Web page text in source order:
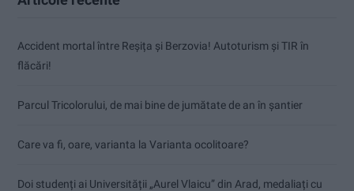
Accident mortal între Reșița și Berzovia! Autoturism și TIR în
flăcări!
Parcul Tricolorului, de mai bine de jumătate de an în șantier
Care va fi, oare, varianta la Varianta ocolitoare?
Doi studenți ai Universității „Aurel Vlaicu” din Arad, medaliați cu